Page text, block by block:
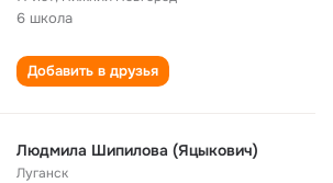
6 школа
Добавить в друзья
Людмила Шипилова (Яцыкович)
Луганск